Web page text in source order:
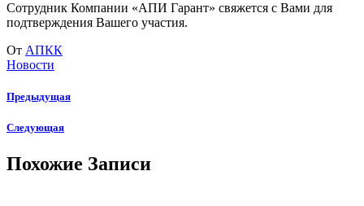
Сотрудник Компании «АПИ Гарант» свяжется с Вами для
подтверждения Вашего участия.
От АПКК
Новости
Предыдущая
Следующая
Похожие Записи